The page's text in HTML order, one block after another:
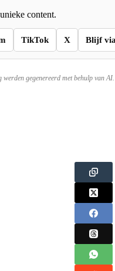
content.
TikTok X Blijf
gegenereerd met behulp van